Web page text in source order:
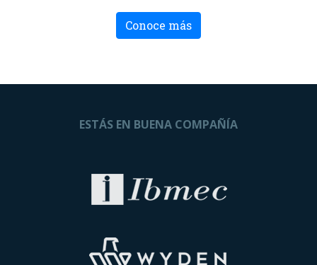
Conoce más
ESTÁS EN BUENA COMPAÑÍA